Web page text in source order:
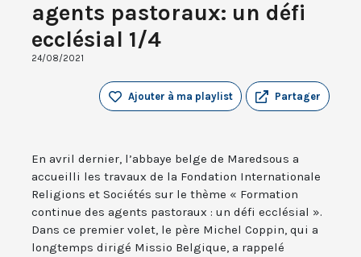
agents pastoraux: un défi
ecclésial 1/4
24/08/2021
Partager
Ajouter à ma playlist
En avril dernier, l’abbaye belge de Maredsous a
accueilli les travaux de la Fondation Internationale
Religions et Sociétés sur le thème « Formation
continue des agents pastoraux : un défi ecclésial ».
Dans ce premier volet, le père Michel Coppin, qui a
longtemps dirigé Missio Belgique, a rappelé